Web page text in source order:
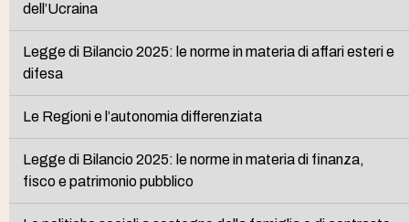
dell’Ucraina
Legge di Bilancio 2025: le norme in materia di affari esteri e
difesa
Le Regioni e l’autonomia differenziata
Legge di Bilancio 2025: le norme in materia di finanza,
fisco e patrimonio pubblico